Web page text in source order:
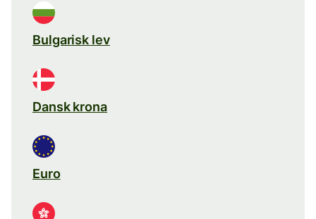
Bulgarisk lev
Dansk krona
Euro